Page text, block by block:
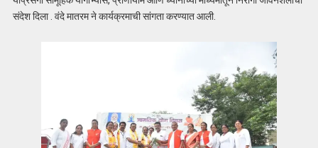
संदेश दिला . वंदे मातरम ने कार्यक्रमाची सांगता करण्यात आली.